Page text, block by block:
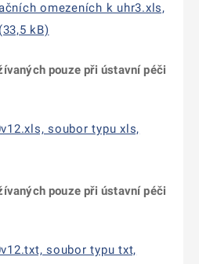
omezeních k uhr3.xls,
kB)
pouze při ústavní péči
soubor typu xls,
pouze při ústavní péči
soubor typu txt,